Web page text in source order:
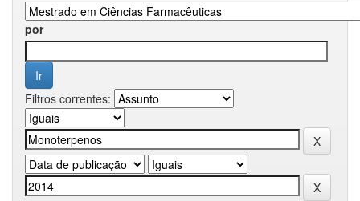
por
Filtros correntes: